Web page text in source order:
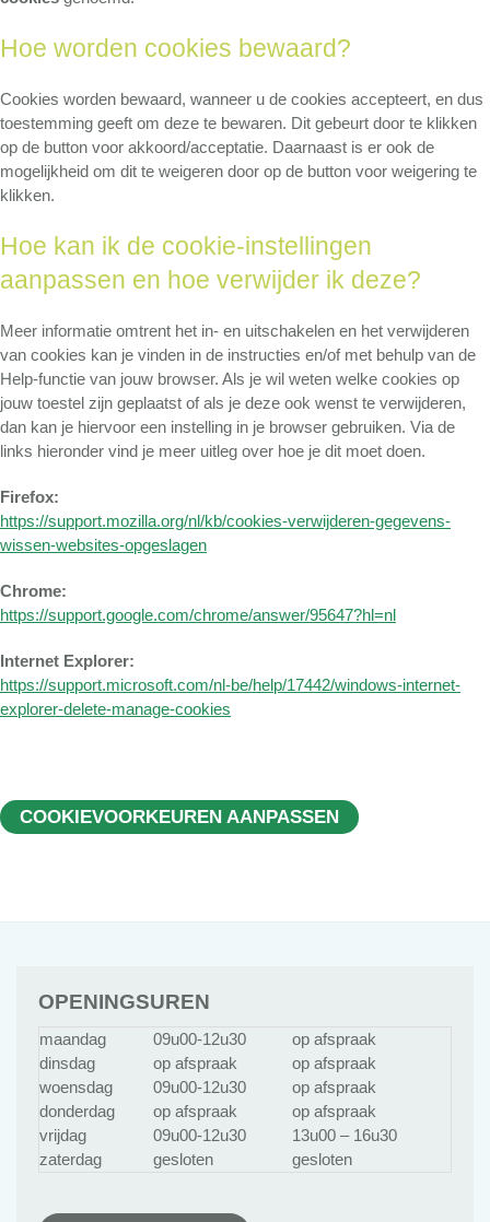
Hoe worden cookies bewaard?
Cookies worden bewaard, wanneer u de cookies accepteert, en dus
toestemming geeft om deze te bewaren. Dit gebeurt door te klikken
op de button voor akkoord/acceptatie. Daarnaast is er ook de
mogelijkheid om dit te weigeren door op de button voor weigering te
klikken.
Hoe kan ik de cookie-instellingen
aanpassen en hoe verwijder ik deze?
Meer informatie omtrent het in- en uitschakelen en het verwijderen
van cookies kan je vinden in de instructies en/of met behulp van de
Help-functie van jouw browser. Als je wil weten welke cookies op
jouw toestel zijn geplaatst of als je deze ook wenst te verwijderen,
dan kan je hiervoor een instelling in je browser gebruiken. Via de
links hieronder vind je meer uitleg over hoe je dit moet doen.
Firefox:
https://support.mozilla.org/nl/kb/cookies-verwijderen-gegevens-
wissen-websites-opgeslagen
Chrome:
https://support.google.com/chrome/answer/95647?hl=nl
Internet Explorer:
https://support.microsoft.com/nl-be/help/17442/windows-internet-
explorer-delete-manage-cookies
COOKIEVOORKEUREN AANPASSEN
OPENINGSUREN
maandag 09u00-12u30
op afspraak
dinsdag
op afspraak
op afspraak
woensdag
09u00-12u30
op afspraak
donderdag
op afspraak
op afspraak
vrijdag
09u00-12u30
13u00 – 16u30
zaterdag
gesloten gesloten